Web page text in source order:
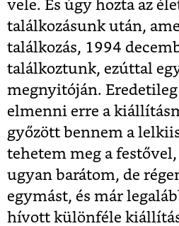
vele. És úgy hozta az
találkozásunk után,
találkozás, 1994
találkoztunk, ezúttal
megnyitóján.
elmenni erre a
győzött bennem a
tehetem meg a
ugyan barátom, de
egymást, és már
hívott különféle